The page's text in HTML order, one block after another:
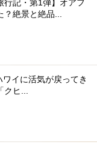
行記・第1弾】オアフ
絶景と絶品...
ワイに活気が戻ってき
ヒ...